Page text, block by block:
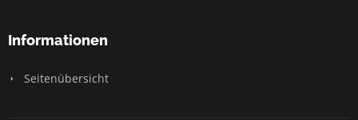
Informationen
Seitenübersicht